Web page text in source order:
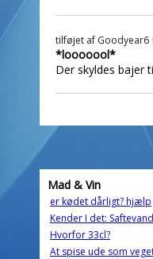
tilføjet af Goodyear6
*looooool*
Der skyldes bajer
Mad & Vin
er kødet dårligt? hjælp
Kender I det: Saftevand
Hvorfor 33cl?
At spise ude som